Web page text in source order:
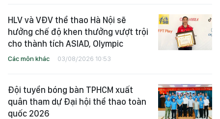
HLV và VĐV thể thao Hà Nội sẽ
hưởng chế độ khen thưởng vượt trội
cho thành tích ASIAD, Olympic
Các môn khác 03/08/2026 10:53
Đội tuyển bóng bàn TPHCM xuất
quân tham dự Đại hội thể thao toàn
quốc 2026